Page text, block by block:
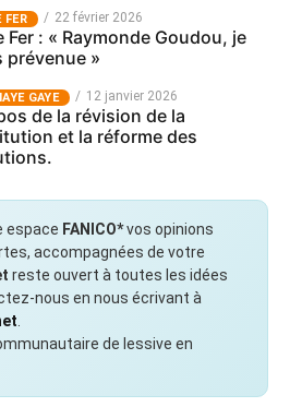
FER 22 février 2026
Fer : « Raymonde Goudou, je
prévenue »
GAYE 12 janvier 2026
de la révision de la
et la réforme des
espace FANICO*vos opinions
accompagnées de votre
reste ouvert à toutes les idées
nous en nous écrivant à
de lessive en